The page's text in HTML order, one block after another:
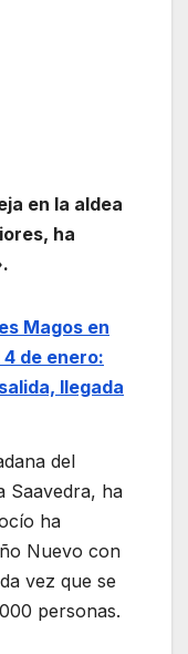
en la aldea
ha
Magos en
de enero:
llegada
del
Saavedra, ha
ha
Nuevo con
vez que se
personas.